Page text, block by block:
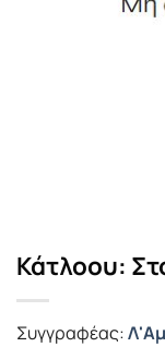
Κάτλοου:
Συγγραφέας: